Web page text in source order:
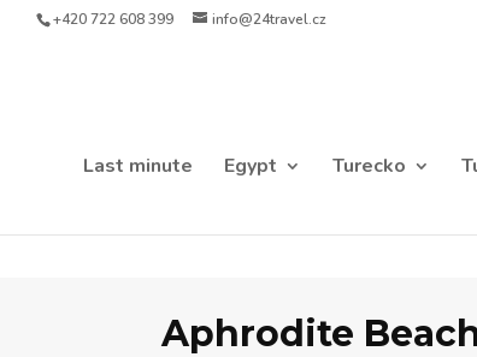
+420 722 608 399 info@24travel.cz
Last minute Egypt Turecko
Aphrodite